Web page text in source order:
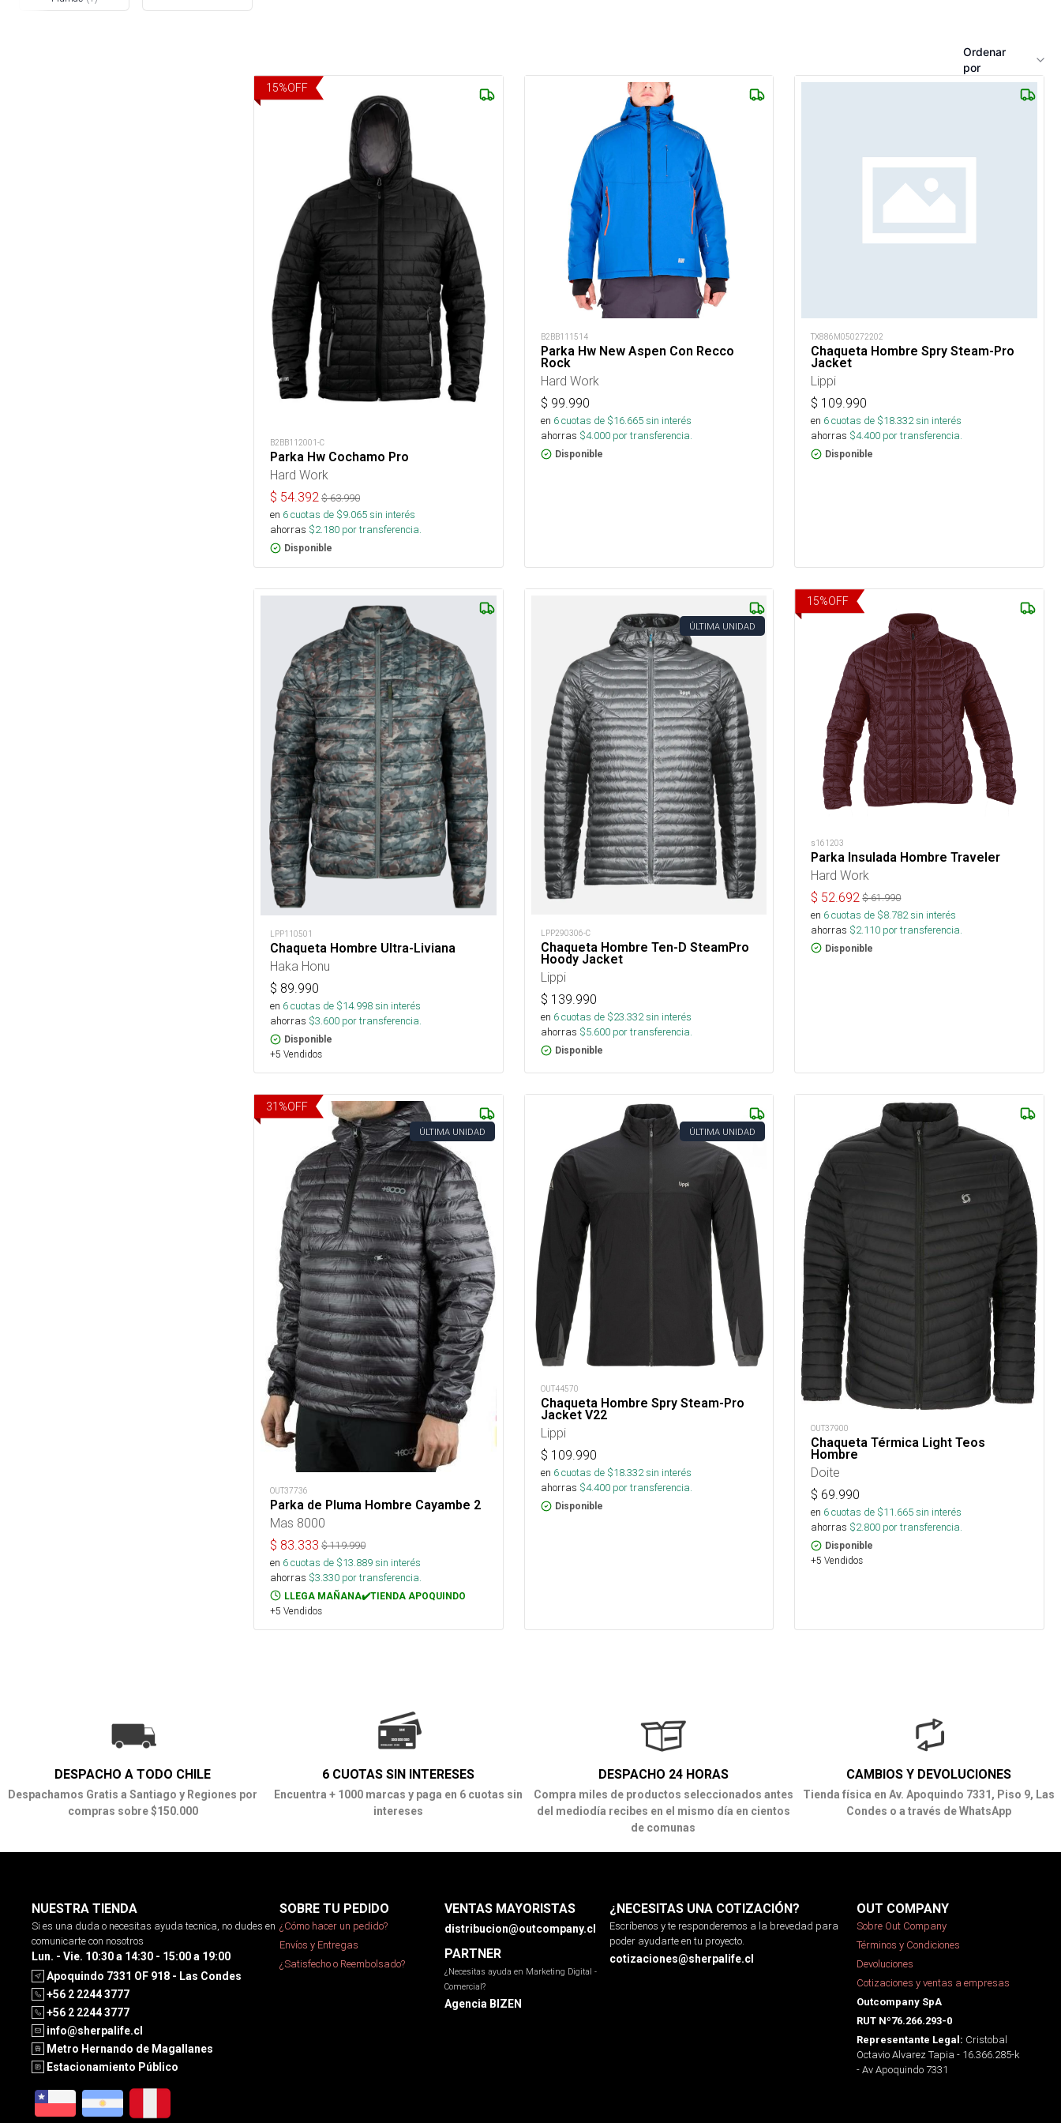
Ordenar
por
15%OFF
B2BB112001-C
Parka Hw Cochamo Pro
Hard Work
$ 54.392 $63.990
en 6cuotas de $9.065sin interés
ahorras $2.180 por transferencia.
Disponible
B2BB111514
Parka Hw New Aspen Con Recco
Rock
Hard Work
$ 99.990
en 6cuotas de $16.665sin interés
ahorras $4.000por transferencia.
Disponible
TX886M050272202
Chaqueta Hombre Spry Steam-Pro
Jacket
Lippi
$ 109.990
en 6cuotas de $18.332sin interés
ahorras $4.400 por transferencia.
Disponible
LPP110501
Chaqueta Hombre Ultra-Liviana
Haka Honu
$ 89.990
en 6cuotas de $14.998sin interés
ahorras $3.600 por transferencia.
Disponible
+5 Vendidos
ÚLTIMA UNIDAD
LPP290306-C
Chaqueta Hombre Ten-D SteamPro
Hoody Jacket
Lippi
$ 139.990
en 6cuotas de $23.332sin interés
ahorras $5.600por transferencia.
Disponible
15%OFF
s161203
Parka Insulada Hombre Traveler
Hard Work
$ 52.692 $61.990
en 6cuotas de $8.782sin interés
ahorras $2.110 por transferencia.
Disponible
31 %OFF
ÚLTIMA UNIDAD
OUT37736
Parka de Pluma Hombre Cayambe 2
Mas 8000
$ 83.333 $119.990
en 6cuotas de $13.889sin interés
ahorras $3.330 por transferencia.
LLEGA MAÑANA✔️TIENDA APOQUINDO
+5 Vendidos
ÚLTIMA UNIDAD
OUT44570
Chaqueta Hombre Spry Steam-Pro
Jacket V22
Lippi
$ 109.990
en 6cuotas de $18.332sin interés
ahorras $4.400por transferencia.
Disponible
OUT37900
Chaqueta Térmica Light Teos
Hombre
Doite
$ 69.990
en 6cuotas de $11.665sin interés
ahorras $2.800 por transferencia.
Disponible
+5 Vendidos
DESPACHO A TODO CHILE
Despachamos Gratis a Santiago y Regiones por
compras sobre $150.000
6 CUOTAS SIN INTERESES
Encuentra + 1000 marcas y paga en 6 cuotas sin
intereses
DESPACHO 24 HORAS
Compra miles de productos seleccionados antes
del mediodía recibes en el mismo día en cientos
de comunas
CAMBIOS Y DEVOLUCIONES
Tienda física en Av. Apoquindo 7331, Piso 9, Las
Condes o a través de WhatsApp
NUESTRA TIENDA
Si es una duda o necesitas ayuda tecnica, no dudes en
comunicarte con nosotros
Lun. - Vie. 10:30 a 14:30 - 15:00 a 19:00
Apoquindo 7331 OF 918 - Las Condes
+56 2 2244 3777
+56 2 2244 3777
info@sherpalife.cl
Metro Hernando de Magallanes
Estacionamiento Público
SOBRE TU PEDIDO
¿Cómo hacer un pedido?
Envíos y Entregas
¿Satisfecho o Reembolsado?
VENTAS MAYORISTAS
distribucion@outcompany.cl
PARTNER
¿Necesitas ayuda en Marketing Digital -
Comercial?
Agencia BIZEN
¿NECESITAS UNA COTIZACIÓN?
Escríbenos y te responderemos a la brevedad para
poder ayudarte en tu proyecto.
cotizaciones@sherpalife.cl
OUT COMPANY
Sobre Out Company
Términos y Condiciones
Devoluciones
Cotizaciones y ventas a empresas
Outcompany SpA
RUT Nº76.266.293-0
Representante Legal: Cristobal
Octavio Alvarez Tapia - 16.366.285-k
- Av Apoquindo 7331